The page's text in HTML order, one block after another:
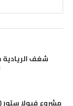
شغف الريادية